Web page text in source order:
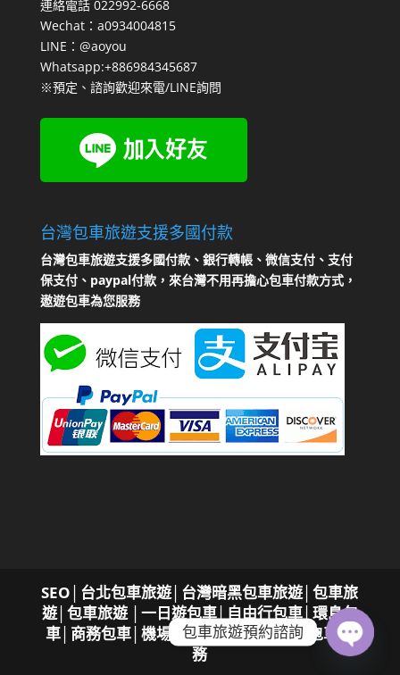
連絡電話 022992-6668
Wechat：a0934004815
LINE：@aoyou
Whatsapp:+886984345687
※預定、諮詢歡迎來電/LINE詢問
台灣包車旅遊支援多國付款
台灣包車旅遊支援多國付款、銀行轉帳、微信支付、支付
保支付、paypal付款，來台灣不用再擔心包車付款方式，
遨遊包車為您服務
SEO 台北包車旅遊│台灣暗黑包車旅遊│包車旅
遊│包車旅遊│一日遊包車│自由行包車│環島包
車│商務包車│機場接送，專屬您的遨遊包車服
務
包車旅遊預約諮詢